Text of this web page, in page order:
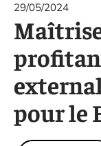
29/05/2024
pour le